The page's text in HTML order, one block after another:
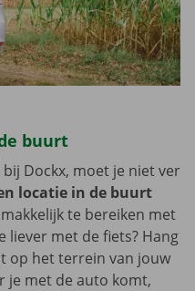
buurt
Dockx, moet je niet ver
locatie in de buurt
te bereiken met
liever met de fiets? Hang
op het terrein van jouw
je met de auto komt,